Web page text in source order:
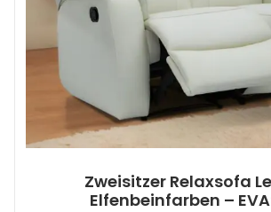
Zweisitzer Relaxsofa
Elfenbeinfarben –